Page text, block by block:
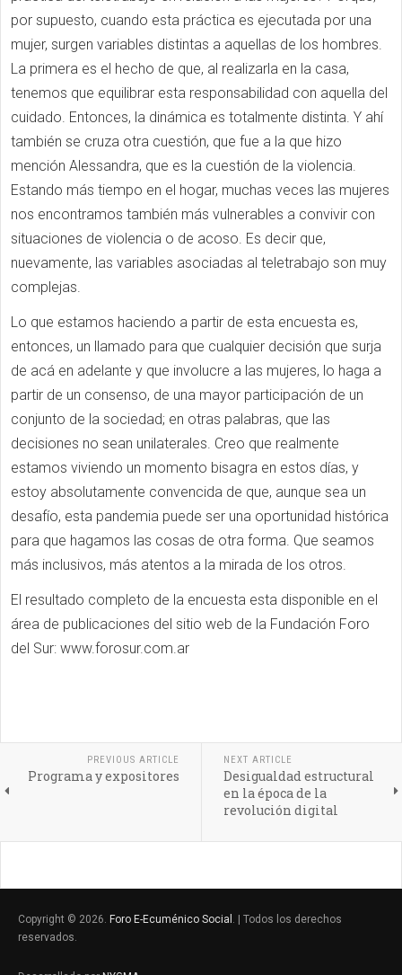
por supuesto, cuando esta práctica es ejecutada por una
mujer, surgen variables distintas a aquellas de los hombres.
La primera es el hecho de que, al realizarla en la casa,
tenemos que equilibrar esta responsabilidad con aquella del
cuidado. Entonces, la dinámica es totalmente distinta. Y ahí
también se cruza otra cuestión, que fue a la que hizo
mención Alessandra, que es la cuestión de la violencia.
Estando más tiempo en el hogar, muchas veces las mujeres
nos encontramos también más vulnerables a convivir con
situaciones de violencia o de acoso. Es decir que,
nuevamente, las variables asociadas al teletrabajo son muy
complejas.
Lo que estamos haciendo a partir de esta encuesta es,
entonces, un llamado para que cualquier decisión que surja
de acá en adelante y que involucre a las mujeres, lo haga a
partir de un consenso, de una mayor participación de un
conjunto de la sociedad; en otras palabras, que las
decisiones no sean unilaterales. Creo que realmente
estamos viviendo un momento bisagra en estos días, y
estoy absolutamente convencida de que, aunque sea un
desafío, esta pandemia puede ser una oportunidad histórica
para que hagamos las cosas de otra forma. Que seamos
más inclusivos, más atentos a la mirada de los otros.
El resultado completo de la encuesta esta disponible en el
área de publicaciones del sitio web de la Fundación Foro
del Sur: www.forosur.com.ar
PREVIOUS ARTICLE
Programa y expositores
NEXT ARTICLE
Desigualdad estructural
en la época de la
revolución digital
Copyright © 2026. Foro E-Ecuménico Social . | Todos los derechos
reservados.